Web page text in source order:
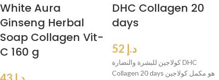
White Aura
Ginseng Herbal
Soap Collagen Vit-
C 160 g
DHC Collagen 20
days
د.إ
كولاجين للبشرة والنضارة DHC
Collagen 20 days هو مكمل كولاجين